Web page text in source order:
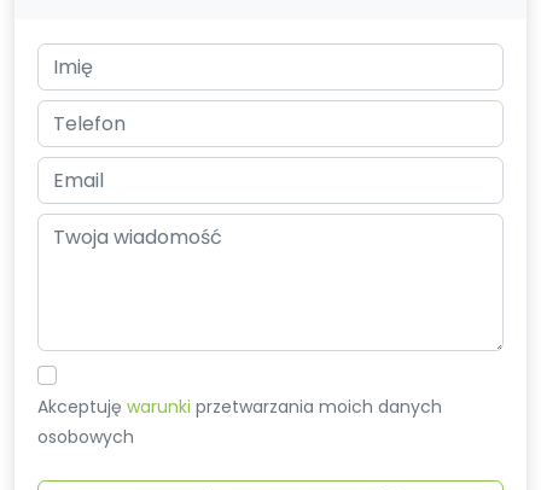
Akceptujęwarunki przetwarzania moich danych
osobowych